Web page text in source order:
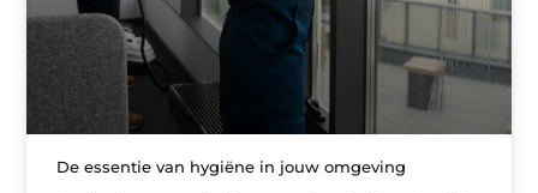
De essentie van hygiëne in jouw omgeving